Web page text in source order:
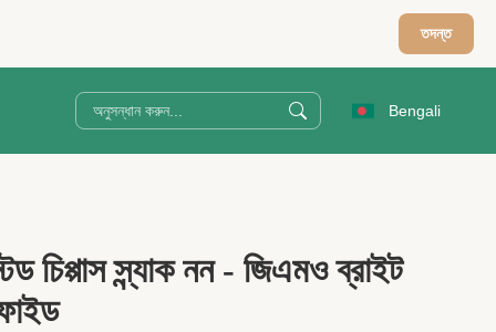
তদন্ত
Bengali
চিপ্পাস স্ন্যাক নন - জিএমও ব্রাইট